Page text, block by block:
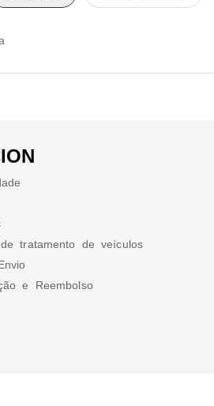
tratamento de veículos
e Reembolso